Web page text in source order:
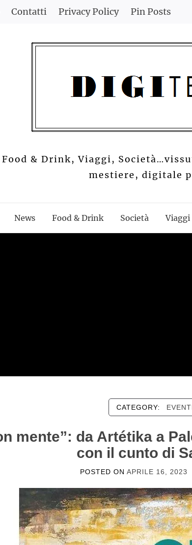
Contatti Privacy Policy Pin Posts
& Drink, Viaggi,
mestiere, digitale
News Food & Drink Società
CATEGORY:
mente”: da Artétika a
con il cunto di
POSTED ON APRILE 16, 2023